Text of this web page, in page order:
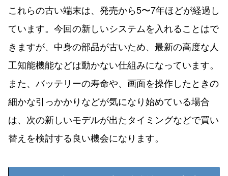
これらの古い端末は、発売から5〜7年ほどが経過し
ています。今回の新しいシステムを入れることはで
きますが、中身の部品が古いため、最新の高度な人
工知能機能などは動かない仕組みになっています。
また、バッテリーの寿命や、画面を操作したときの
細かな引っかかりなどが気になり始めている場合
は、次の新しいモデルが出たタイミングなどで買い
替えを検討する良い機会になります。